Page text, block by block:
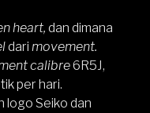
heart, dan dimana
dari movement.
calibre6R5J,
per hari.
logo Seiko dan